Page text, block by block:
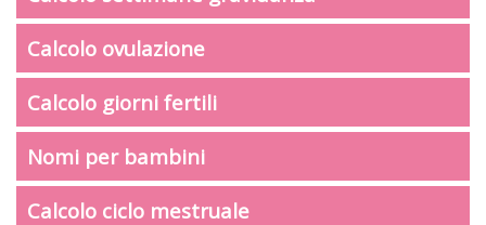
Calcolo ovulazione
Calcolo giorni fertili
Nomi per bambini
Calcolo ciclo mestruale